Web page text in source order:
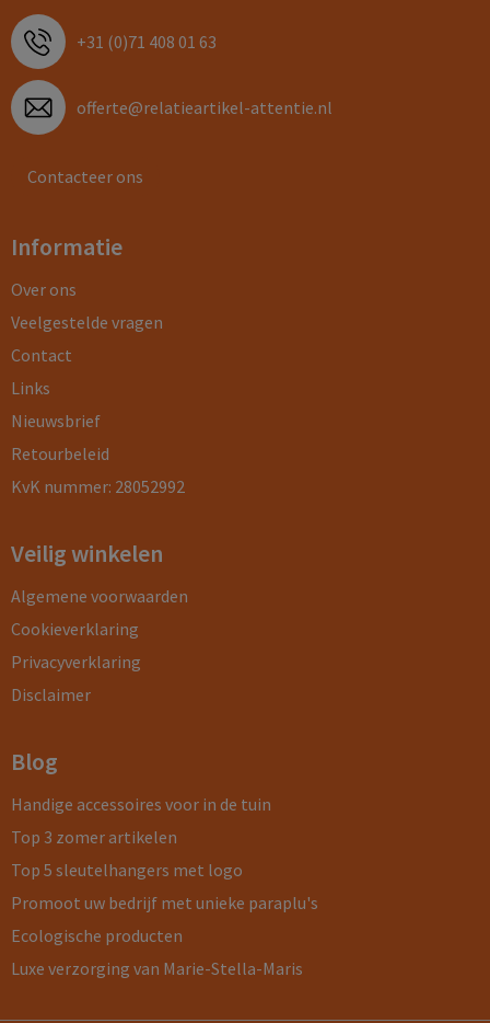
+31 (0)71 408 01 63
offerte@relatieartikel-attentie.nl
Contacteer ons
Informatie
Over ons
Veelgestelde vragen
Contact
Links
Nieuwsbrief
Retourbeleid
KvK nummer: 28052992
Veilig winkelen
Algemene voorwaarden
Cookieverklaring
Privacyverklaring
Disclaimer
Blog
Handige accessoires voor in de tuin
Top 3 zomer artikelen
Top 5 sleutelhangers met logo
Promoot uw bedrijf met unieke paraplu's
Ecologische producten
Luxe verzorging van Marie-Stella-Maris